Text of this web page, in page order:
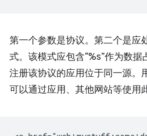
第一个参数是协议。第二个是应
式。该模式应包含“%s”作为数
注册该协议的应用位于同一源。
可以通过应用、其他网站等使用